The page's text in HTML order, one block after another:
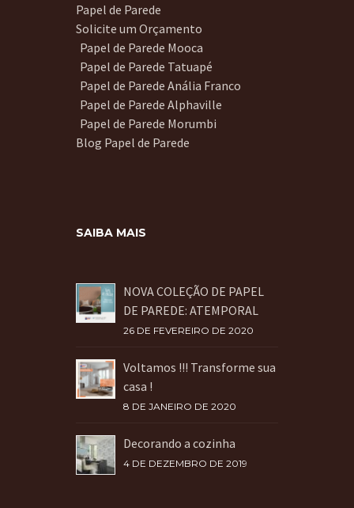
Papel de Parede
Solicite um Orçamento
Papel de Parede Mooca
Papel de Parede Tatuapé
Papel de Parede Anália Franco
Papel de Parede Alphaville
Papel de Parede Morumbi
Blog Papel de Parede
SAIBA MAIS
NOVA COLEÇÃO DE PAPEL
DE PAREDE: ATEMPORAL
26 DE FEVEREIRO DE 2020
Voltamos !!! Transforme sua
casa !
8 DE JANEIRO DE 2020
Decorando a cozinha
4 DE DEZEMBRO DE 2019